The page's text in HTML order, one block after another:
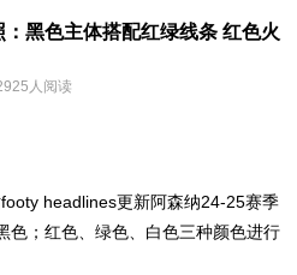
黑色主体搭配红绿线条 红色火
人阅读
headlines更新阿森纳24-25赛季
色；红色、绿色、白色三种颜色进行